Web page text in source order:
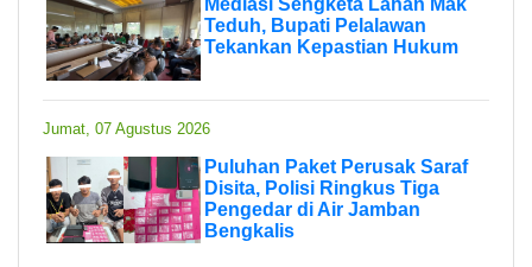
Teduh, Bupati Pelalawan
Tekankan Kepastian Hukum
Jumat, 07 Agustus 2026
Puluhan Paket Perusak Saraf
Disita, Polisi Ringkus Tiga
Pengedar di Air Jamban
Bengkalis